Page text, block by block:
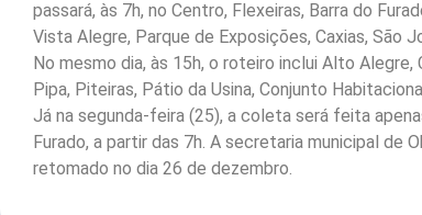
passará, às 7h, no Centro, Flexeiras, Barra do
Vista Alegre, Parque de Exposições, Caxias, São
No mesmo dia, às 15h, o roteiro inclui Alto
Pipa, Piteiras, Pátio da Usina, Conjunto
Já na segunda-feira (25), a coleta será feita
Furado, a partir das 7h. A secretaria municipal de
retomado no dia 26 de dezembro.